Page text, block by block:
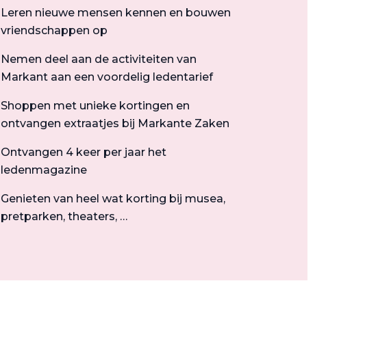
Leren nieuwe mensen kennen en bouwen
vriendschappen op
Nemen deel aan de activiteiten van
Markant aan een voordelig ledentarief
Shoppen met unieke kortingen en
ontvangen extraatjes bij Markante Zaken
Ontvangen 4 keer per jaar het
ledenmagazine
Genieten van heel wat korting bij musea,
pretparken, theaters, …